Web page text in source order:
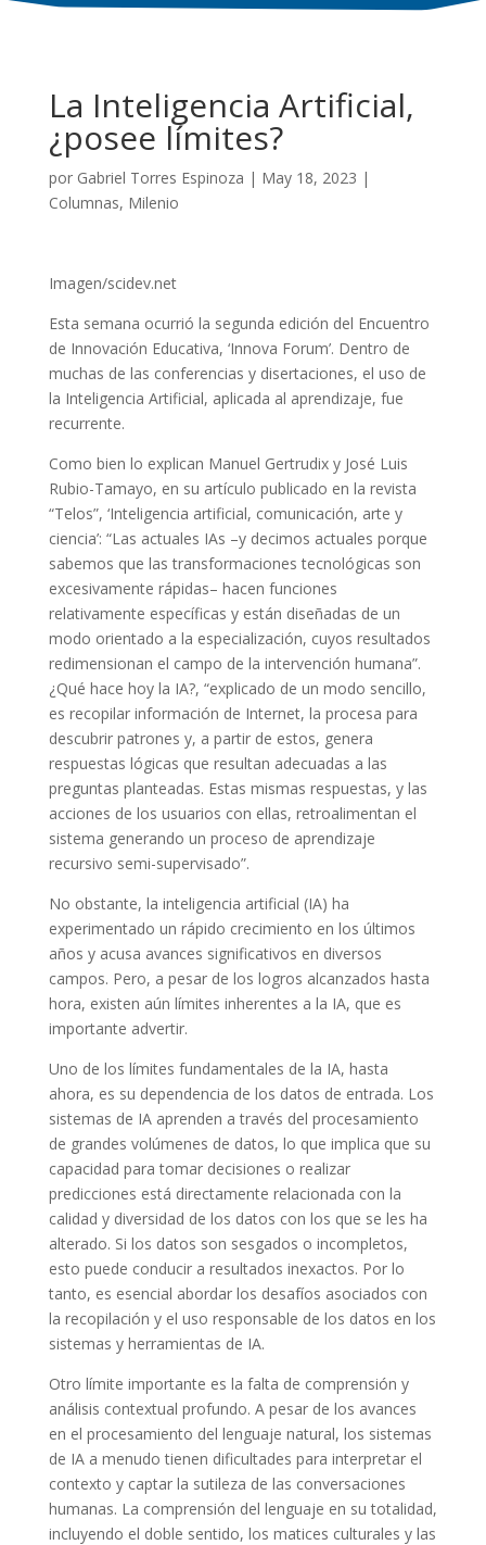
La Inteligencia Artificial,
¿posee límites?
por Gabriel Torres Espinoza | May 18, 2023 |
Columnas, Milenio
Imagen/scidev.net
Esta semana ocurrió la segunda edición del Encuentro
de Innovación Educativa, ‘Innova Forum’. Dentro de
muchas de las conferencias y disertaciones, el uso de
la Inteligencia Artificial, aplicada al aprendizaje, fue
recurrente.
Como bien lo explican Manuel Gertrudix y José Luis
Rubio-Tamayo, en su artículo publicado en la revista
“Telos”, ‘Inteligencia artificial, comunicación, arte y
ciencia’: “Las actuales IAs –y decimos actuales porque
sabemos que las transformaciones tecnológicas son
excesivamente rápidas– hacen funciones
relativamente específicas y están diseñadas de un
modo orientado a la especialización, cuyos resultados
redimensionan el campo de la intervención humana”.
¿Qué hace hoy la IA?, “explicado de un modo sencillo,
es recopilar información de Internet, la procesa para
descubrir patrones y, a partir de estos, genera
respuestas lógicas que resultan adecuadas a las
preguntas planteadas. Estas mismas respuestas, y las
acciones de los usuarios con ellas, retroalimentan el
sistema generando un proceso de aprendizaje
recursivo semi-supervisado”.
No obstante, la inteligencia artificial (IA) ha
experimentado un rápido crecimiento en los últimos
años y acusa avances significativos en diversos
campos. Pero, a pesar de los logros alcanzados hasta
hora, existen aún límites inherentes a la IA, que es
importante advertir.
Uno de los límites fundamentales de la IA, hasta
ahora, es su dependencia de los datos de entrada. Los
sistemas de IA aprenden a través del procesamiento
de grandes volúmenes de datos, lo que implica que su
capacidad para tomar decisiones o realizar
predicciones está directamente relacionada con la
calidad y diversidad de los datos con los que se les ha
alterado. Si los datos son sesgados o incompletos,
esto puede conducir a resultados inexactos. Por lo
tanto, es esencial abordar los desafíos asociados con
la recopilación y el uso responsable de los datos en los
sistemas y herramientas de IA.
Otro límite importante es la falta de comprensión y
análisis contextual profundo. A pesar de los avances
en el procesamiento del lenguaje natural, los sistemas
de IA a menudo tienen dificultades para interpretar el
contexto y captar la sutileza de las conversaciones
humanas. La comprensión del lenguaje en su totalidad,
incluyendo el doble sentido, los matices culturales y las